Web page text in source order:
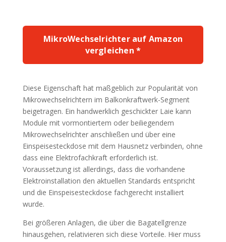
MikroWechselrichter auf Amazon
vergleichen *
Diese Eigenschaft hat maßgeblich zur Popularität von
Mikrowechselrichtern im Balkonkraftwerk-Segment
beigetragen. Ein handwerklich geschickter Laie kann
Module mit vormontiertem oder beiliegendem
Mikrowechselrichter anschließen und über eine
Einspeisesteckdose mit dem Hausnetz verbinden, ohne
dass eine Elektrofachkraft erforderlich ist.
Voraussetzung ist allerdings, dass die vorhandene
Elektroinstallation den aktuellen Standards entspricht
und die Einspeisesteckdose fachgerecht installiert
wurde.
Bei größeren Anlagen, die über die Bagatellgrenze
hinausgehen, relativieren sich diese Vorteile. Hier muss